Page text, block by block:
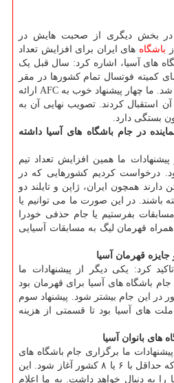
در بخش دیگری از صحبت هایش در
باشگاه های ایران برای افزایش تعداد
های آسیا، اشاره کرد: سال قبل یک
کمیته فوتسال تمام کشورها در مقر
آسیا اجرا شد. ما چهار پیشنهاد خوب به AFC ارائه
استقبال کردند. تصویب نهایی آن به
بستگی دارد.
نماینده در جام باشگاه های آسیا داشته
ما همین افزایش تعداد تیم
درخواست کردیم کشورهایی که در
همچون ایران، ژاپن و تایلند دو
باشند. در این صورت ما می توانیم یا
بفرستیم یا جام حذفی خودرا
قهرمان لیگ به مسابقات آسیایی
قهرمان آسیا
کرد: یکی دیگر از پیشنهادات ما
باشگاه های آسیا برای قهرمان بود
در این جام بیشتر شود. پیشنهاد سوم
های آسیا بود تا قسمتی از هزینه
های بانوان آسیا
ما برگزاری جام باشگاه های
فوتسال آسیا برای بانوان بود که حداقل با ۶ یا ۸ کشور آغاز شود. این
را به دنبال خواهد داشت. به ما اعلام